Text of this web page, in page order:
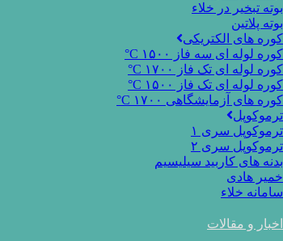
بوته تبخیر در خلاء
بوته پلاتین
کوره های الکتریکی
کوره لوله ای سه فاز ۱۵۰۰ C°
کوره لوله ای تک فاز ۱۷۰۰ C°
کوره لوله ای تک فاز ۱۵۰۰ C°
کوره های آزمایشگاهی ۱۷۰۰ C°
ترموکوپل
ترموکوپل سری ۱
ترموکوپل سری ۲
بدنه های کاربید سیلیسیم
خمیر هادی
سامانه خلاء
اخبار و مقالات